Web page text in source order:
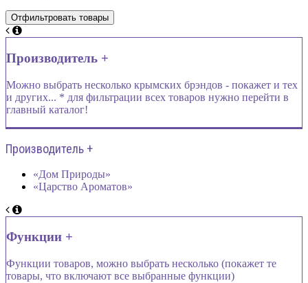
Производитель +
Можно выбрать несколько крымских брэндов - покажет и тех
и других... * для фильтрации всех товаров нужно перейти в
главный каталог!
Производитель +
«Дом Природы»
«Царство Ароматов»
Функции +
Функции товаров, можно выбрать несколько (покажет те
товары, что включают все выбранные функции)